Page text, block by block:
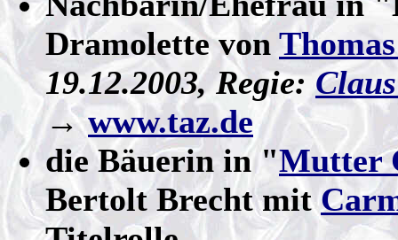
Dramolette von
19.12.2003, Regie:
→www.taz.de
die Bäuerin in "Mutter
Bertolt Brecht mit